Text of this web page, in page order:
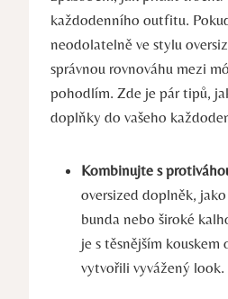
každodenního outfitu.
neodolatelně ve stylu
správnou rovnováhu mezi
pohodlím. Zde je pár tipů,
doplňky do vašeho
Kombinujte s
oversized doplněk,
bunda nebo široké
je s těsnějším kouskem
vytvořili vyvážený look.